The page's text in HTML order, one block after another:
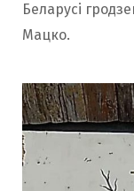
Беларусі
Мацко.